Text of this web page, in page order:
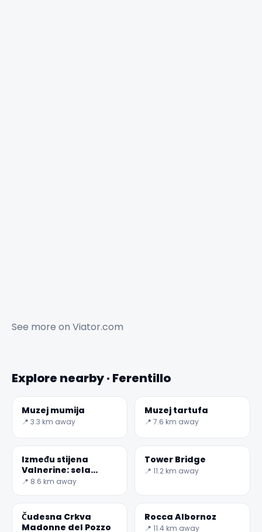
See more on Viator.com
Explore nearby · Ferentillo
Muzej mumija
📍 3.3 km away
Muzej tartufa
📍 7.6 km away
Između stijena
Valnerine: sela
Gavelli
📍 8.6 km away
Tower Bridge
📍 11.2 km away
Čudesna Crkva
Madonne del Pozzo
Rocca Albornoz
📍 11.4 km away